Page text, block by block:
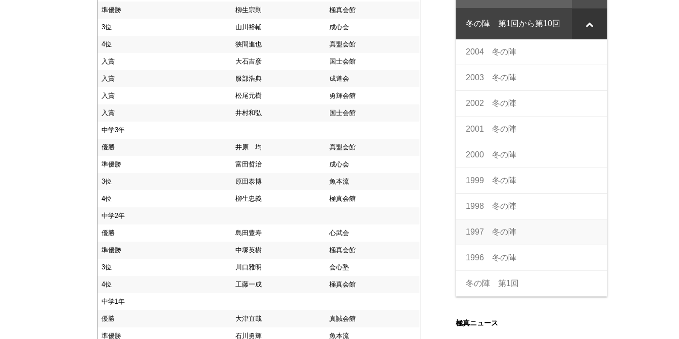
準優勝 柳生宗則 極真会館
3位 山川裕輔 成心会
4位 狭間進也 真盟会館
入賞 大石吉彦 国士会館
入賞 服部浩典 成道会
入賞 松尾元樹 勇輝会館
入賞 井村和弘 国士会館
中学3年
優勝 井原 均 真盟会館
準優勝 富田哲治 成心会
3位 原田泰博 魚本流
4位 柳生忠義 極真会館
中学2年
優勝 島田豊寿 心武会
準優勝 中塚英樹 極真会館
3位 川口雅明 会心塾
4位 工藤一成 極真会館
中学1年
優勝 大津直哉 真誠会館
準優勝 石川勇輝 魚本流
冬の陣 第1回から第10回
2004 冬の陣
2003 冬の陣
2002 冬の陣
2001 冬の陣
2000 冬の陣
1999 冬の陣
1998 冬の陣
1997 冬の陣
1996 冬の陣
冬の陣 第1回
極真ニュース